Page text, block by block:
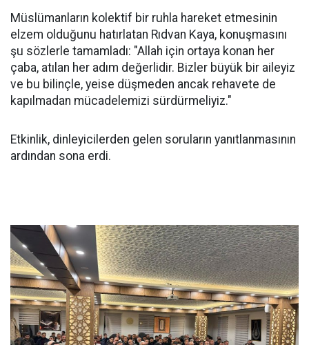
Müslümanların kolektif bir ruhla hareket etmesinin
elzem olduğunu hatırlatan Rıdvan Kaya, konuşmasını
şu sözlerle tamamladı: "Allah için ortaya konan her
çaba, atılan her adım değerlidir. Bizler büyük bir aileyiz
ve bu bilinçle, yeise düşmeden ancak rehavete de
kapılmadan mücadelemizi sürdürmeliyiz."
Etkinlik, dinleyicilerden gelen soruların yanıtlanmasının
ardından sona erdi.